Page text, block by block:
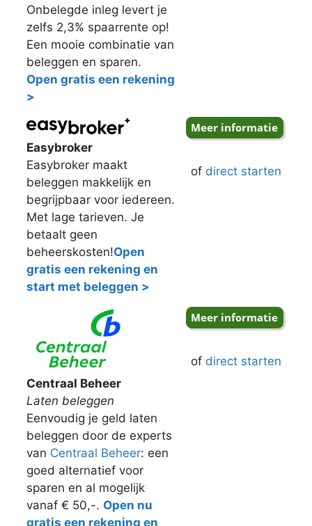
Onbelegde inleg levert je
zelfs 2,3% spaarrente op!
Een mooie combinatie van
beleggen en sparen.
Open gratis een rekening
>
Easybroker
Easybroker maakt
beleggen makkelijk en
begrijpbaar voor iedereen.
Met lage tarieven. Je
betaalt geen
beheerskosten!Open
gratis een rekening en
start met beleggen >
of direct starten
Centraal Beheer
Laten beleggen
Eenvoudig je geld laten
beleggen door de experts
van Centraal Beheer: een
goed alternatief voor
sparen en al mogelijk
vanaf € 50,-. Open nu
gratis een rekening en
of direct starten